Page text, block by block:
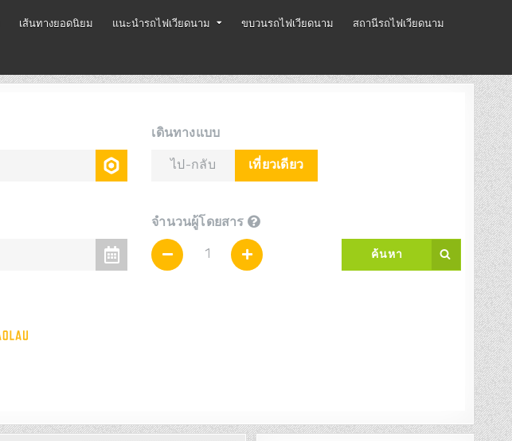
เส้นทางยอดนิยม แนะนำรถไฟเวียดนาม ขบวนรถไฟเวียดนาม
สถานีรถไฟเวียดนาม